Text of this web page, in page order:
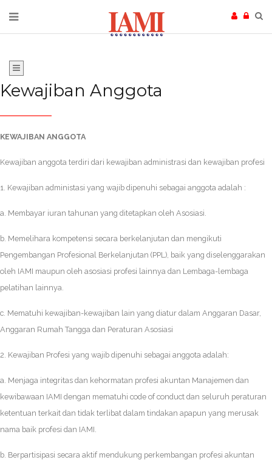
Kewajiban Anggota
KEWAJIBAN ANGGOTA
Kewajiban anggota terdiri dari kewajiban administrasi dan kewajiban profesi
1. Kewajiban administasi yang wajib dipenuhi sebagai anggota adalah :
a. Membayar iuran tahunan yang ditetapkan oleh Asosiasi.
b. Memelihara kompetensi secara berkelanjutan dan mengikuti
Pengembangan Profesional Berkelanjutan (PPL), baik yang diselenggarakan
oleh IAMI maupun oleh asosiasi profesi lainnya dan Lembaga-lembaga
pelatihan lainnya.
c. Mematuhi kewajiban-kewajiban lain yang diatur dalam Anggaran Dasar,
Anggaran Rumah Tangga dan Peraturan Asosiasi
2. Kewajiban Profesi yang wajib dipenuhi sebagai anggota adalah:
a. Menjaga integritas dan kehormatan profesi akuntan Manajemen dan
kewibawaan IAMI dengan mematuhi code of conduct dan seluruh peraturan
ketentuan terkait dan tidak terlibat dalam tindakan apapun yang merusak
nama baik profesi dan IAMI.
b. Berpartisipasi secara aktif mendukung perkembangan profesi akuntan